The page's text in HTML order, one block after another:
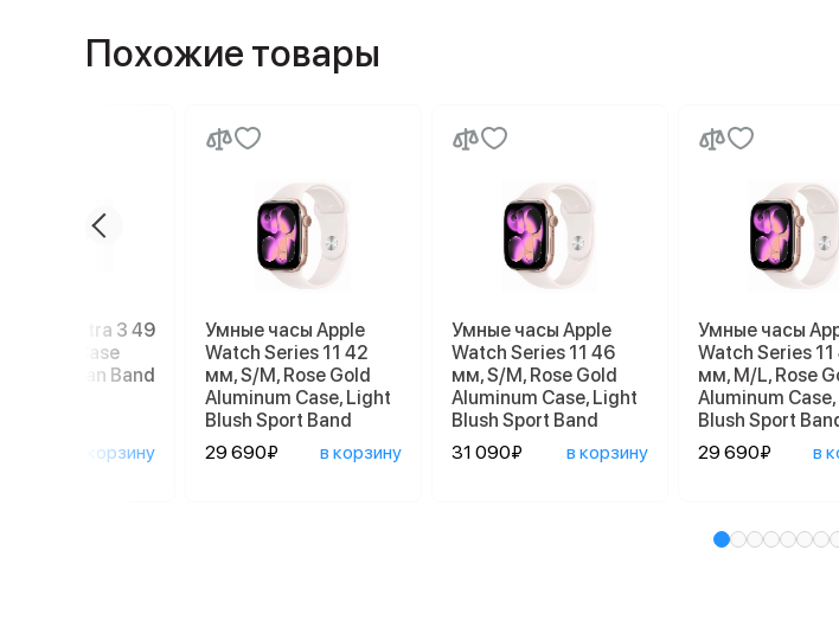
Похожие товары
Watch Ultra 3 49
Case
Ocean Band
в корзину
Умные часы Apple
Watch Series 11 42
мм, S/M, Rose Gold
Aluminum Case, Light
Blush Sport Band
29 690₽
в корзину
Умные часы Apple
Watch Series 11 46
мм, S/M, Rose Gold
Aluminum Case, Light
Blush Sport Band
31 090₽
в корзину
Умные часы
Watch Series 11
мм, M/L, Rose
Aluminum
Blush Sport
29 690₽
в